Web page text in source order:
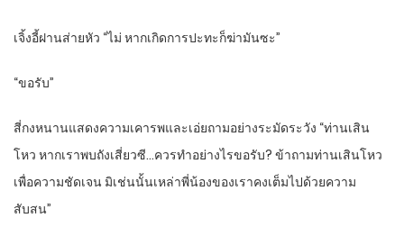
เจิ้งอี้ฝานส่ายหัว “ไม่ หากเกิดการปะทะก็ฆ่ามันซะ”
“ขอรับ”
สี่กงหนานแสดงความเคารพและเอ่ยถามอย่างระมัดระวัง “ท่านเสิน
โหว หากเราพบถังเสี่ยวซี…ควรทำอย่างไรขอรับ? ข้าถามท่านเสินโหว
เพื่อความชัดเจน มิเช่นนั้นเหล่าพี่น้องของเราคงเต็มไปด้วยความ
สับสน”